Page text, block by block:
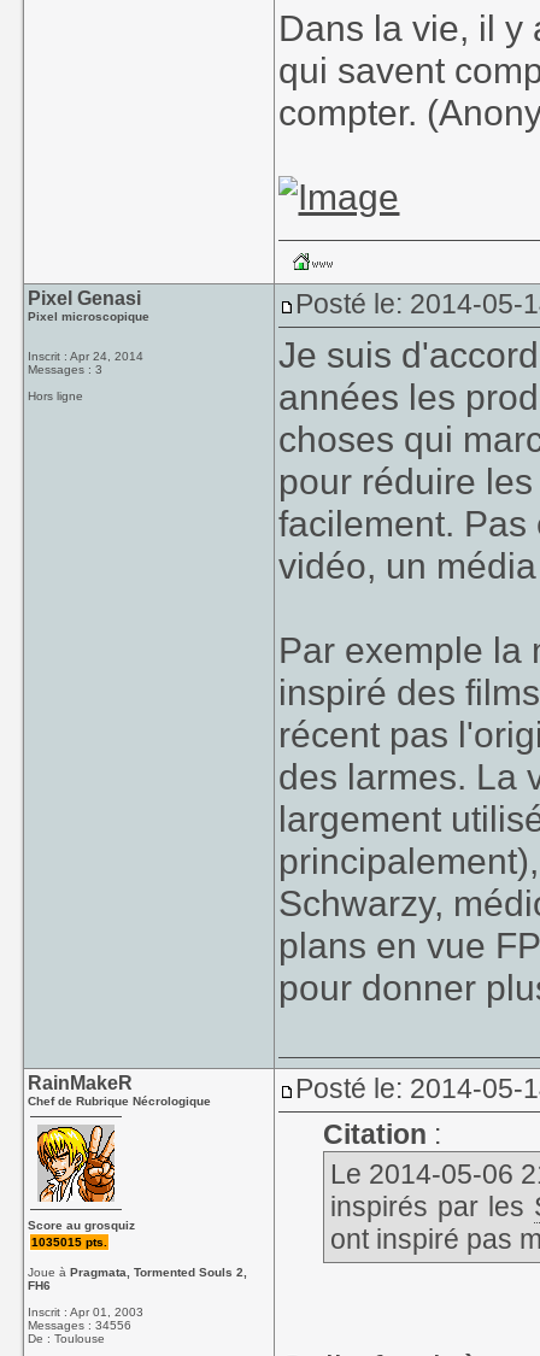
Dans la vie, il y
qui savent
compter.
Pixel Genasi
Pixel microscopique
Inscrit : Apr 24, 2014
Messages : 3
Hors ligne
Posté le: 2014-05-
Je suis
années les
choses qui
pour réduire
facilement.
vidéo, un
Par exemple la
inspiré des
récent pas
des larmes. La
largement
Schwarzy,
plans en vue
pour donner
RainMakeR
Chef de Rubrique Nécrologique
Score au grosquiz
1035015 pts.
Joue àPragmata, Tormented Souls 2,
FH6
Inscrit : Apr 01, 2003
Messages : 34556
De : Toulouse
Posté le: 2014-05-
Citation :
Le 2014-05-06
inspirés par les
ont inspiré pas